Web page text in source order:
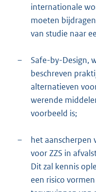
internationale
moeten
van studie naar
–
Safe-by-Design,
beschreven
alternatieven
werende
voorbeeld is;
–
het
voor ZZS in
Dit zal kennis
een risico